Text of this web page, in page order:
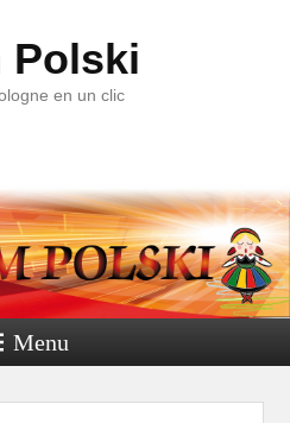
Polski
en un clic
Menu